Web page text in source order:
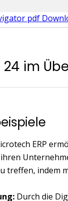
pdf
im
ERP
treffen, indem
Durch die